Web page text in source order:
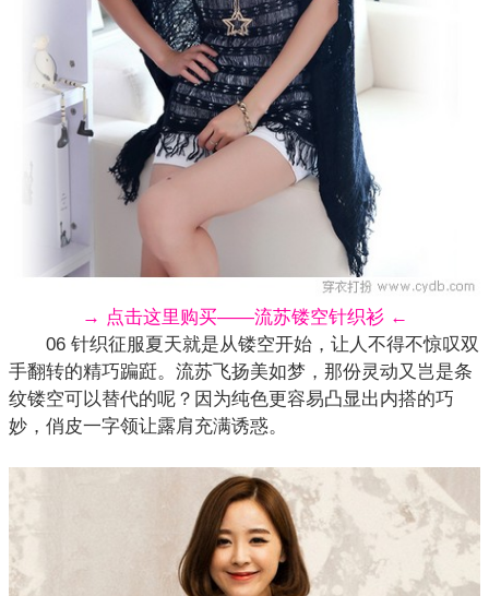
→ 点击这里购买——流苏镂空针织衫 ←
06 针织征服夏天就是从镂空开始，让人不得不惊叹双
手翻转的精巧蹁跹。流苏飞扬美如梦，那份灵动又岂是条
纹镂空可以替代的呢？因为纯色更容易凸显出内搭的巧
妙，俏皮一字领让露肩充满诱惑。